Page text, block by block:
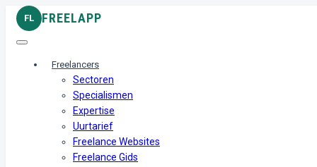
FL FREELAPP
Freelancers
Sectoren
Specialismen
Expertise
Uurtarief
Freelance Websites
Freelance Gids